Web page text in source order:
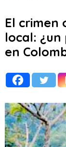
El crimen
local:
en